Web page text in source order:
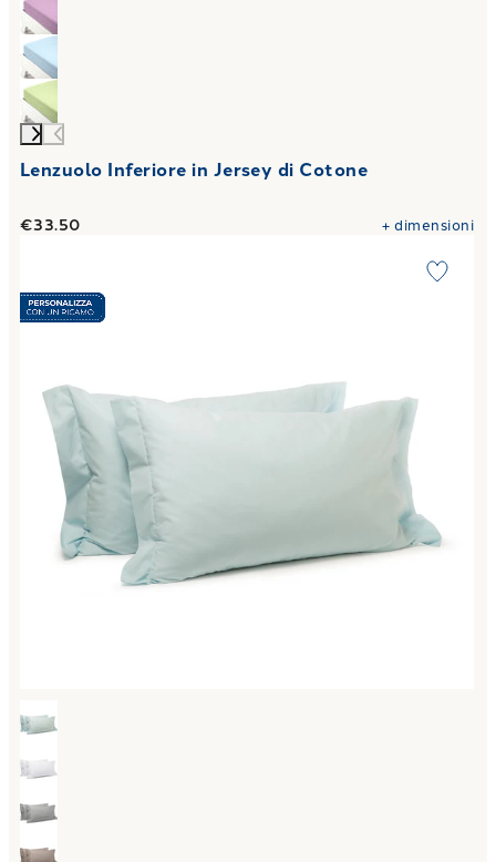
Lenzuolo Inferiore in Jersey di Cotone
€33.50 +dimensioni